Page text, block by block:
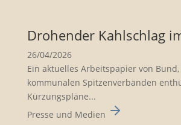
Drohender Kahlschlag
26/04/2026
Ein aktuelles Arbeits­pa­pier von
kommu­nalen Spitzen­ver­bänden
Kürzungs­pläne...
Presse und Medien